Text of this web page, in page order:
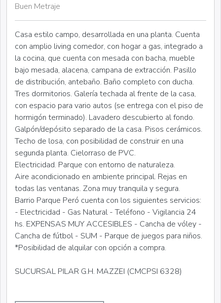
Buen Metraje
Casa estilo campo, desarrollada en una planta. Cuenta
con amplio living comedor, con hogar a gas, integrado a
la cocina, que cuenta con mesada con bacha, mueble
bajo mesada, alacena, campana de extracción. Pasillo
de distribución, antebaño. Baño completo con ducha.
Tres dormitorios. Galería techada al frente de la casa,
con espacio para vario autos (se entrega con el piso de
hormigón terminado). Lavadero descubierto al fondo.
Galpón/depósito separado de la casa. Pisos cerámicos.
Techo de losa, con posibilidad de construir en una
segunda planta. Cielorraso de PVC.
Electricidad. Parque con entorno de naturaleza.
Aire acondicionado en ambiente principal. Rejas en
todas las ventanas. Zona muy tranquila y segura.
Barrio Parque Peró cuenta con los siguientes servicios:
- Electricidad - Gas Natural - Teléfono - Vigilancia 24
hs. EXPENSAS MUY ACCESIBLES - Cancha de vóley -
Cancha de fútbol - SUM - Parque de juegos para niños.
*Posibilidad de alquilar con opción a compra.
SUCURSAL PILAR G.H. MAZZEI (CMCPSI 6328)